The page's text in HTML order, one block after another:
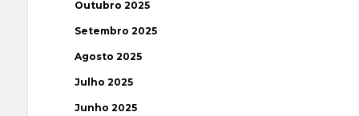
Outubro 2025
Setembro 2025
Agosto 2025
Julho 2025
Junho 2025